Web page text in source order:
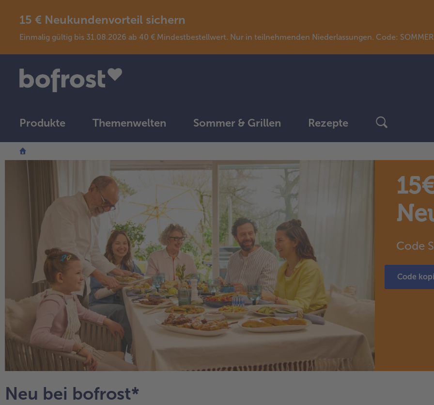
15 € Neukundenvorteil sichern
Einmalig gültig bis 31.08.2026 ab 40 € Mindestbestellwert. Nur in teilnehmenden Niederlassungen. Code:
Produkte Themenwelten Sommer & Grillen Rezepte
Code
Code
Neu bei bofrost*